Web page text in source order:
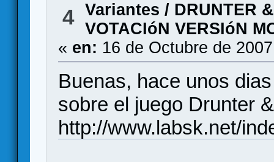
4 Variantes / DRUNTER
VOTACIóN VERSIóN
« en: 16 de Octubre de
Buenas, hace unos
sobre el juego Drunter
http://www.labsk.net/